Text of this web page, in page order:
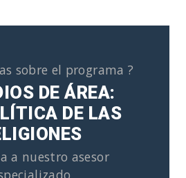
sobre el programa ?
DE ÁREA:
DE LAS
a nuestro asesor